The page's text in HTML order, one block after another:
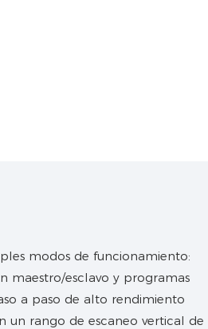
modos de funcionamiento:
maestro/esclavo y programas
a paso de alto rendimiento
un rango de escaneo vertical de